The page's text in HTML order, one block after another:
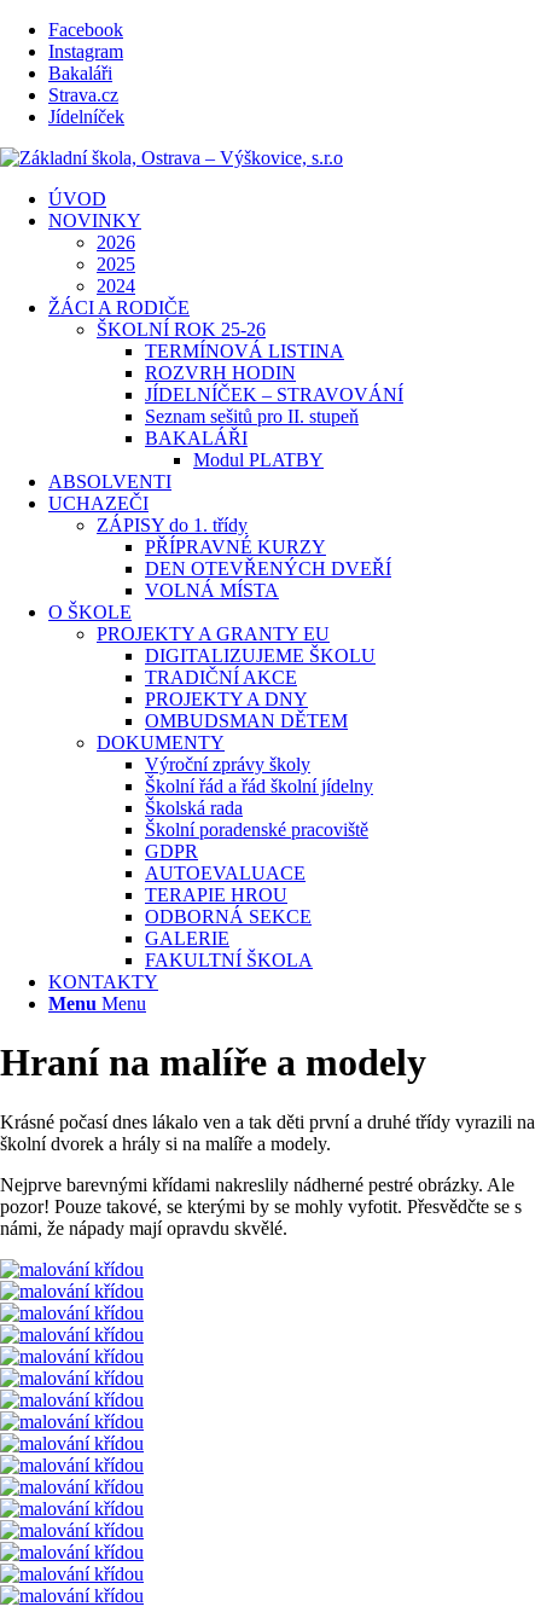
Facebook
Instagram
Bakaláři
Strava.cz
Jídelníček
ÚVOD
NOVINKY
2026
2025
2024
ŽÁCI A RODIČE
ŠKOLNÍ ROK 25-26
TERMÍNOVÁ LISTINA
ROZVRH HODIN
JÍDELNÍČEK – STRAVOVÁNÍ
Seznam sešitů pro II. stupeň
BAKALÁŘI
Modul PLATBY
ABSOLVENTI
UCHAZEČI
ZÁPISY do 1. třídy
PŘÍPRAVNÉ KURZY
DEN OTEVŘENÝCH DVEŘÍ
VOLNÁ MÍSTA
O ŠKOLE
PROJEKTY A GRANTY EU
DIGITALIZUJEME ŠKOLU
TRADIČNÍ AKCE
PROJEKTY A DNY
OMBUDSMAN DĚTEM
DOKUMENTY
Výroční zprávy školy
Školní řád a řád školní jídelny
Školská rada
Školní poradenské pracoviště
GDPR
AUTOEVALUACE
TERAPIE HROU
ODBORNÁ SEKCE
GALERIE
FAKULTNÍ ŠKOLA
KONTAKTY
Menu Menu
Hraní na malíře a modely
Krásné počasí dnes lákalo ven a tak děti první a druhé třídy vyrazili na
školní dvorek a hrály si na malíře a modely.
Nejprve barevnými křídami nakreslily nádherné pestré obrázky. Ale
pozor! Pouze takové, se kterými by se mohly vyfotit. Přesvědčte se s
námi, že nápady mají opravdu skvělé.